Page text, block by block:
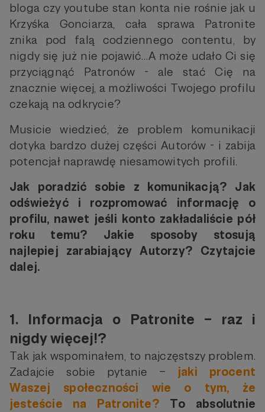
bloga czy youtube stan konta nie rośnie jak u
Krzyśka Gonciarza, cała sprawa Patronite
znika pod falą codziennego contentu, by
nigdy się już nie pojawić…A może udało Ci się
przyciągnąć Patronów - ale stać Cię na
znacznie więcej, a możliwości Twojego profilu
czekają na odkrycie?
Musicie wiedzieć, że problem komunikacji
dotyka bardzo dużej części Autorów - i zabija
potencjał naprawdę niesamowitych profili.
Jak poradzić sobie z komunikacją? Jak
odświeżyć i rozpromować informację o
profilu, nawet jeśli konto zakładaliście pół
roku temu? Jakie sposoby stosują
najlepiej zarabiający Autorzy? Czytajcie
dalej.
1. Informacja o Patronite – raz i
nigdy więcej!?
Tak jak wspominałem, to najczęstszy problem.
Zadajcie sobie pytanie – jaki procent
Waszej społeczności wie o tym, że
jesteście na Patronite? To absolutnie